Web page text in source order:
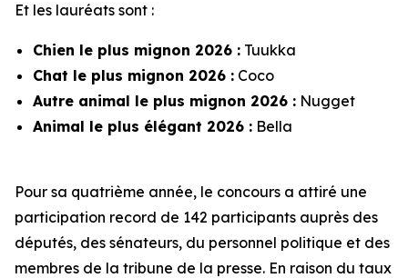
Et les lauréats sont :
Chien le plus mignon 2026 : Tuukka
Chat le plus mignon 2026 : Coco
Autre animal le plus mignon 2026 : Nugget
Animal le plus élégant 2026 : Bella
Pour sa quatrième année, le concours a attiré une
participation record de 142 participants auprès des
députés, des sénateurs, du personnel politique et des
membres de la tribune de la presse. En raison du taux